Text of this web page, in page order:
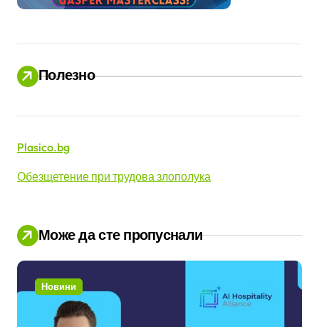
Полезно
Plasico.bg
Обезщетение при трудова злополука
Може да сте пропуснали
Новини